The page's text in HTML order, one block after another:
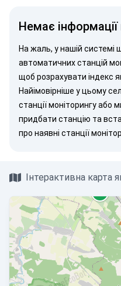
Немає
На жаль, у нашій системі
автоматичних станцій
щоб розрахувати індекс
Найімовірніше у цьому
станції моніторингу або
придбати станцію та
про наявні станції
Інтерактивна карта